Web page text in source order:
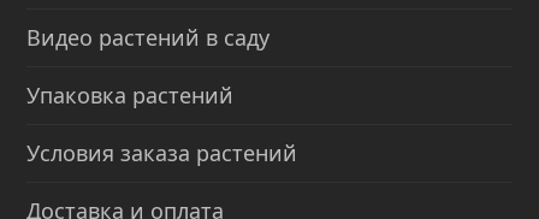
Видео растений в саду
Упаковка растений
Условия заказа растений
Доставка и оплата